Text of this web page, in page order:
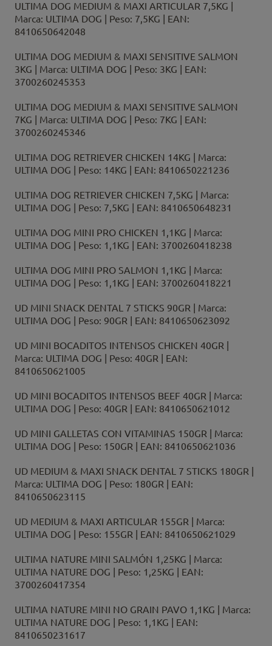
ULTIMA DOG MEDIUM & MAXI ARTICULAR 7,5KG |
Marca: ULTIMA DOG | Peso: 7,5KG | EAN:
8410650642048
ULTIMA DOG MEDIUM & MAXI SENSITIVE SALMON
3KG | Marca: ULTIMA DOG | Peso: 3KG | EAN:
3700260245353
ULTIMA DOG MEDIUM & MAXI SENSITIVE SALMON
7KG | Marca: ULTIMA DOG | Peso: 7KG | EAN:
3700260245346
ULTIMA DOG RETRIEVER CHICKEN 14KG | Marca:
ULTIMA DOG | Peso: 14KG | EAN: 8410650221236
ULTIMA DOG RETRIEVER CHICKEN 7,5KG | Marca:
ULTIMA DOG | Peso: 7,5KG | EAN: 8410650648231
ULTIMA DOG MINI PRO CHICKEN 1,1KG | Marca:
ULTIMA DOG | Peso: 1,1KG | EAN: 3700260418238
ULTIMA DOG MINI PRO SALMON 1,1KG | Marca:
ULTIMA DOG | Peso: 1,1KG | EAN: 3700260418221
UD MINI SNACK DENTAL 7 STICKS 90GR | Marca:
ULTIMA DOG | Peso: 90GR | EAN: 8410650623092
UD MINI BOCADITOS INTENSOS CHICKEN 40GR |
Marca: ULTIMA DOG | Peso: 40GR | EAN:
8410650621005
UD MINI BOCADITOS INTENSOS BEEF 40GR | Marca:
ULTIMA DOG | Peso: 40GR | EAN: 8410650621012
UD MINI GALLETAS CON VITAMINAS 150GR | Marca:
ULTIMA DOG | Peso: 150GR | EAN: 8410650621036
UD MEDIUM & MAXI SNACK DENTAL 7 STICKS 180GR |
Marca: ULTIMA DOG | Peso: 180GR | EAN:
8410650623115
UD MEDIUM & MAXI ARTICULAR 155GR | Marca:
ULTIMA DOG | Peso: 155GR | EAN: 8410650621029
ULTIMA NATURE MINI SALMÓN 1,25KG | Marca:
ULTIMA NATURE DOG | Peso: 1,25KG | EAN:
3700260417354
ULTIMA NATURE MINI NO GRAIN PAVO 1,1KG | Marca:
ULTIMA NATURE DOG | Peso: 1,1KG | EAN:
8410650231617